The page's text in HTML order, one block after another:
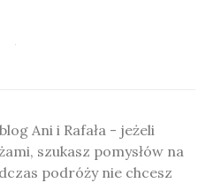
Ani i Rafała - jeżeli
szukasz pomysłów na
podróży nie chcesz